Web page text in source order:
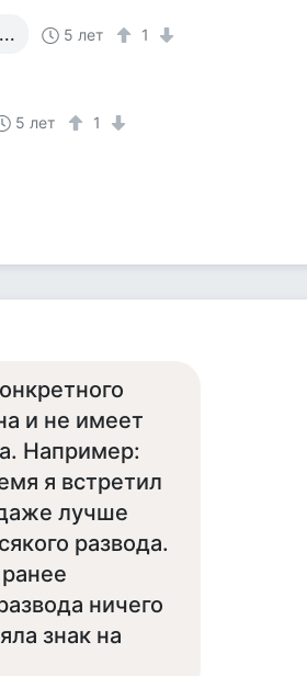
5 лет 1
5 лет 1
и не имеет
Например:
я встретил
лучше
развода.
ничего
знак на